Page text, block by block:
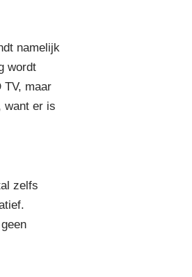
namelijk
wordt
TV, maar
want er is
zelfs